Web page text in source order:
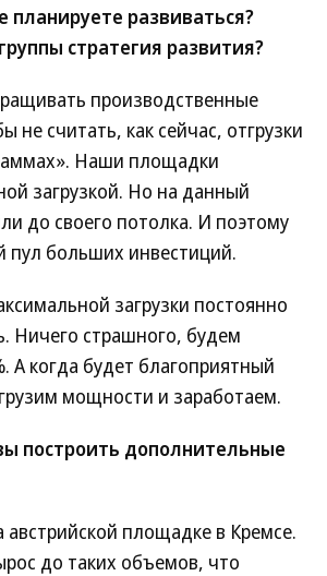
развиваться?
стратегия развития?
производственные
не считать, как сейчас, отгрузки
Наши площадки
загрузкой. Но на данный
до своего потолка. И поэтому
пул больших инвестиций.
загрузки постоянно
Ничего страшного, будем
А когда будет благоприятный
мощности и заработаем.
построить дополнительные
площадке в Кремсе.
до таких объемов, что